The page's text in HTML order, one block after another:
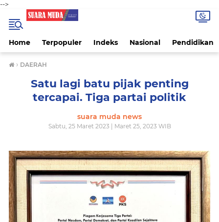
-->
Home Terpopuler Indeks Nasional Pendidikan
› DAERAH
Satu lagi batu pijak penting
tercapai. Tiga partai politik
suara muda news
Sabtu, 25 Maret 2023 | Maret 25, 2023 WIB